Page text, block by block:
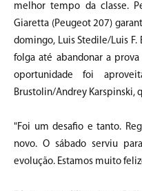
melhor tempo da classe.
Giaretta (Peugeot 207)
domingo, Luis Stedile/Luis F.
folga até abandonar a
oportunidade foi
Brustolin/Andrey Karspinski,
"Foi um desafio e tanto.
novo. O sábado serviu
evolução. Estamos muito